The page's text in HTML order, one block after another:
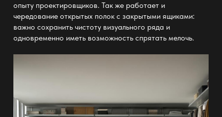
опыту проектировщиков. Так же работает и
чередование открытых полок с закрытыми ящиками:
важно сохранить чистоту визуального ряда и
одновременно иметь возможность спрятать мелочь.